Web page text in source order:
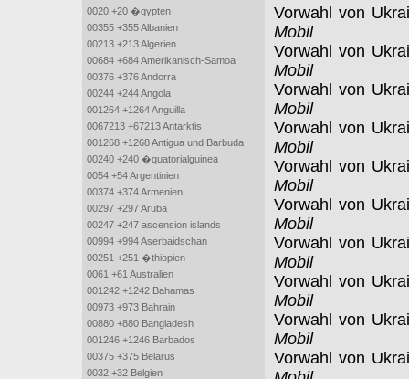
0020 +20 �gypten
00355 +355 Albanien
00213 +213 Algerien
00684 +684 Amerikanisch-Samoa
00376 +376 Andorra
00244 +244 Angola
001264 +1264 Anguilla
0067213 +67213 Antarktis
001268 +1268 Antigua und Barbuda
00240 +240 �quatorialguinea
0054 +54 Argentinien
00374 +374 Armenien
00297 +297 Aruba
00247 +247 ascension islands
00994 +994 Aserbaidschan
00251 +251 �thiopien
0061 +61 Australien
001242 +1242 Bahamas
00973 +973 Bahrain
00880 +880 Bangladesh
001246 +1246 Barbados
00375 +375 Belarus
0032 +32 Belgien
Vorwahl von
Mobil
Vorwahl von
Mobil
Vorwahl von
Mobil
Vorwahl von
Mobil
Vorwahl von
Mobil
Vorwahl von
Mobil
Vorwahl von
Mobil
Vorwahl von
Mobil
Vorwahl von
Mobil
Vorwahl von